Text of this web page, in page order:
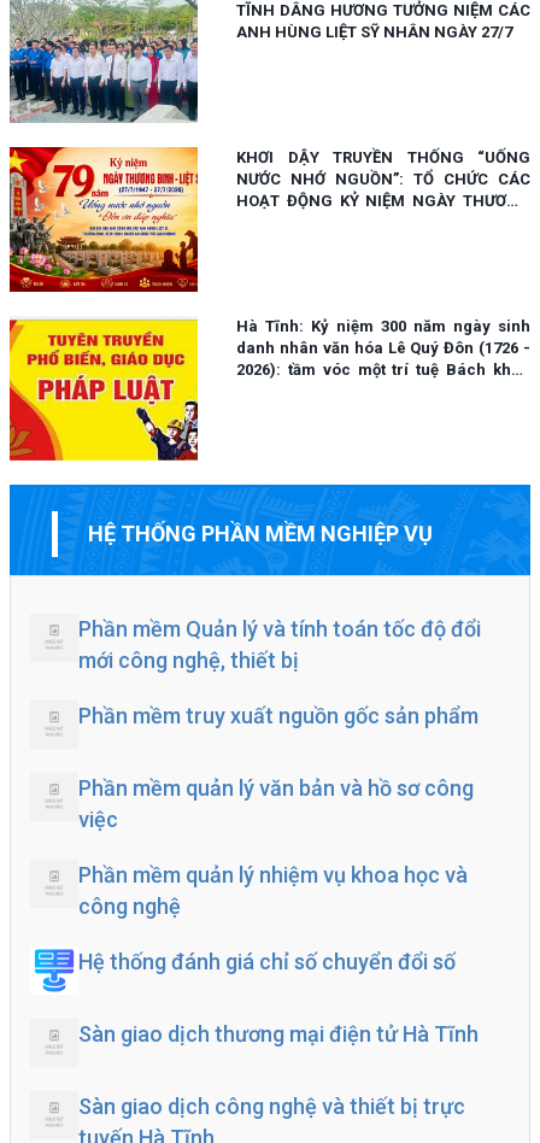
TĨNH DÂNG HƯƠNG TƯỞNG NIỆM CÁC
ANH HÙNG LIỆT SỸ NHÂN NGÀY 27/7
KHƠI DẬY TRUYỀN THỐNG “UỐNG
NƯỚC NHỚ NGUỒN”: TỔ CHỨC CÁC
HOẠT ĐỘNG KỶ NIỆM NGÀY THƯƠNG
Hà Tĩnh: Kỷ niệm 300 năm ngày sinh
danh nhân văn hóa Lê Quý Đôn (1726 -
2026): tầm vóc một trí tuệ Bách khoa
HỆ THỐNG PHẦN MỀM NGHIỆP VỤ
Phần mềm Quản lý và tính toán tốc độ đổi
mới công nghệ, thiết bị
Phần mềm truy xuất nguồn gốc sản phẩm
Phần mềm quản lý văn bản và hồ sơ công
việc
Phần mềm quản lý nhiệm vụ khoa học và
công nghệ
Hệ thống đánh giá chỉ số chuyển đổi số
Sàn giao dịch thương mại điện tử Hà Tĩnh
Sàn giao dịch công nghệ và thiết bị trực